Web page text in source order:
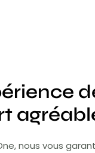
nous vous